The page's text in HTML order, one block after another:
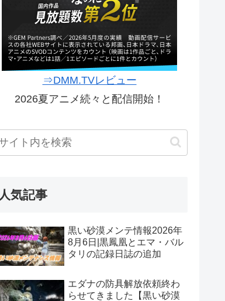
⇒DMM.TVレビュー
2026夏アニメ続々と配信開始！
人気記事
黒い砂漠メンテ情報2026年
8月6日|黒鳳凰とエマ・バル
タリの記録日誌の追加
エダナの防具解放依頼終わ
らせてきました【黒い砂漠